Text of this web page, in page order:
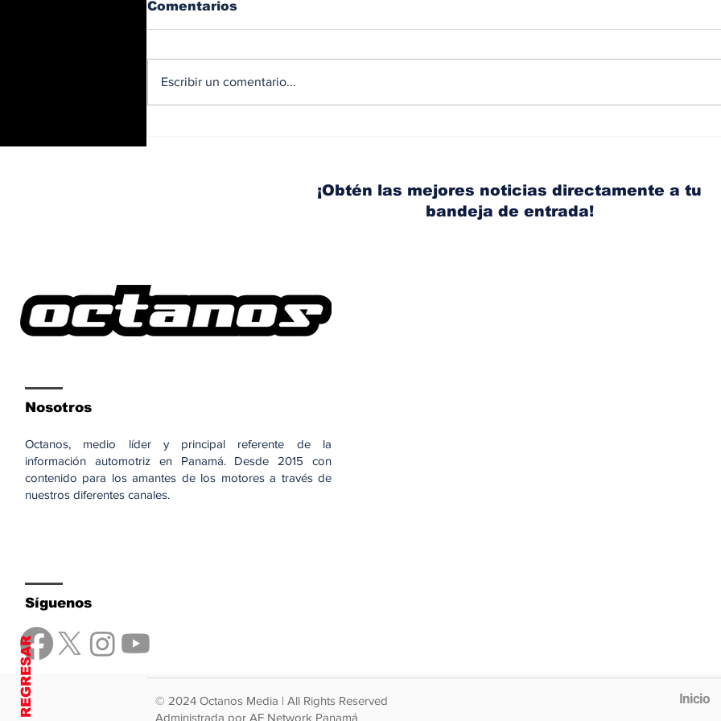
combustibles
Comentarios
Escribir un comentario...
REGRESAR
¡Obtén las mejores noticias directamente a tu
bandeja de entrada!
Nosotros
Octanos, medio líder y principal referente de la
información automotriz en Panamá. Desde 2015 con
contenido para los amantes de los motores a través de
nuestros diferentes canales.
Síguenos
© 2024 Octanos Media | All Rights Reserved
Administrada por AF Network Panamá
Inicio